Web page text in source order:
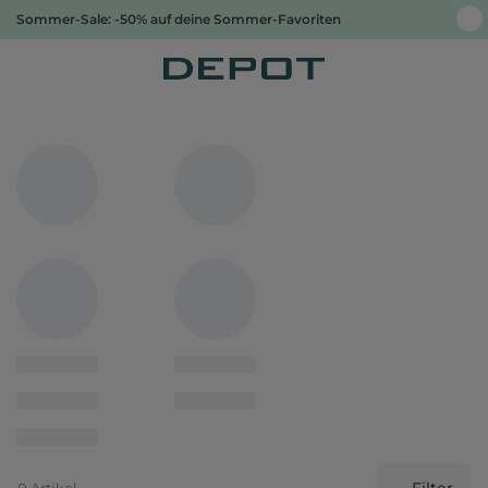
Sommer-Sale: -50% auf deine Sommer-Favoriten